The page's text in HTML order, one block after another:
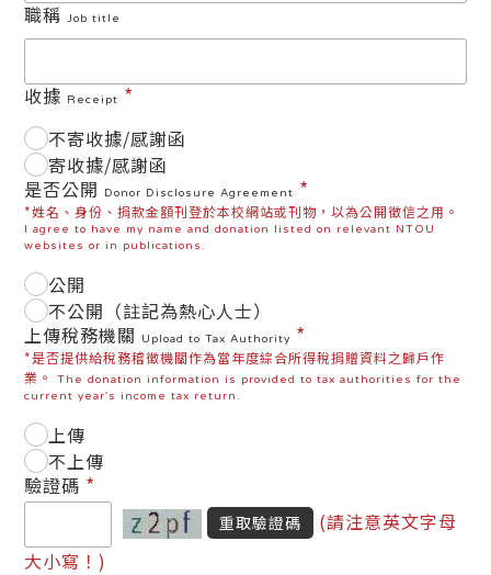
職稱Job title
收據 Receipt *
不寄收據/感謝函
寄收據/感謝函
是否公開
Donor Disclosure Agreement *
*姓名、身份、捐款金額刊登於本校網站或刊物，以為公開徵信之用。
I agree to have my name and donation listed on relevant NTOU
websites or in publications.
公開
不公開（註記為熱心人士）
上傳稅務機關
Upload to Tax Authority *
*是否提供給稅務稽徵機關作為當年度綜合所得稅捐贈資料之歸戶作
業。The donation information is provided to tax authorities for the
current year's income tax return.
上傳
不上傳
驗證碼 *
重取驗證碼
(請注意英文字母
大小寫！)